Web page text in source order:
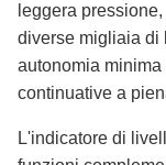
leggera
diverse migliaia di
autonomia
continuative a
L'indicatore di